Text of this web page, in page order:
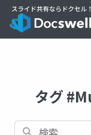
タグ
検索